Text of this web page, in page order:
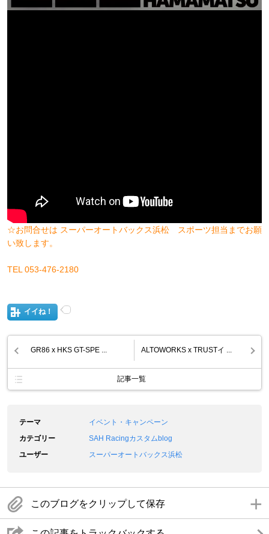
☆お問合せは スーパーオートバックス浜松 スポーツ担当までお願
い致します。
TEL 053-476-2180
イイね！
GR86 x HKS GT-SPE ... ALTOWORKS x TRUSTイ ...
記事一覧
テーマ
イベント・キャンペーン
カテゴリー
SAH Racingカスタムblog
ユーザー
スーパーオートバックス浜松
このブログをクリップして保存